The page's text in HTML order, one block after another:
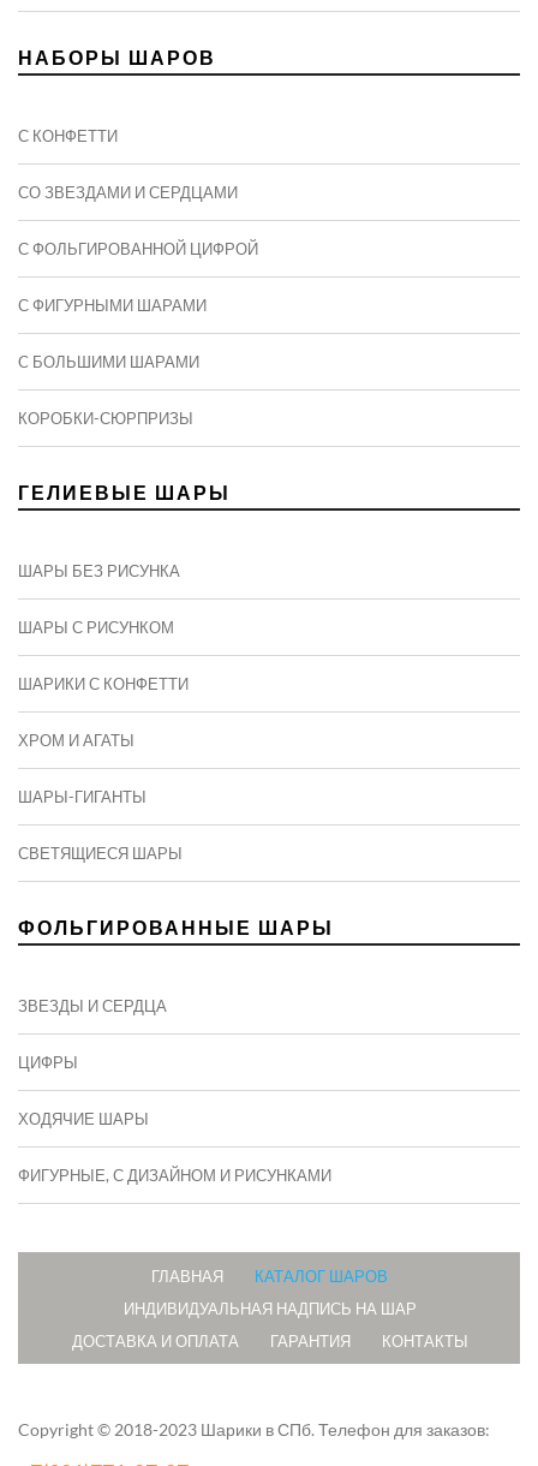
НАБОРЫ ШАРОВ
С КОНФЕТТИ
СО ЗВЕЗДАМИ И СЕРДЦАМИ
С ФОЛЬГИРОВАННОЙ ЦИФРОЙ
С ФИГУРНЫМИ ШАРАМИ
C БОЛЬШИМИ ШАРАМИ
КОРОБКИ-СЮРПРИЗЫ
ГЕЛИЕВЫЕ ШАРЫ
ШАРЫ БЕЗ РИСУНКА
ШАРЫ С РИСУНКОМ
ШАРИКИ С КОНФЕТТИ
ХРОМ И АГАТЫ
ШАРЫ-ГИГАНТЫ
СВЕТЯЩИЕСЯ ШАРЫ
ФОЛЬГИРОВАННЫЕ ШАРЫ
ЗВЕЗДЫ И СЕРДЦА
ЦИФРЫ
ХОДЯЧИЕ ШАРЫ
ФИГУРНЫЕ, С ДИЗАЙНОМ И РИСУНКАМИ
ГЛАВНАЯ
КАТАЛОГ ШАРОВ
ИНДИВИДУАЛЬНАЯ НАДПИСЬ НА ШАР
ДОСТАВКА И ОПЛАТА
ГАРАНТИЯ КОНТАКТЫ
Copyright © 2018-2023 Шарики в СПб. Телефон для заказов: